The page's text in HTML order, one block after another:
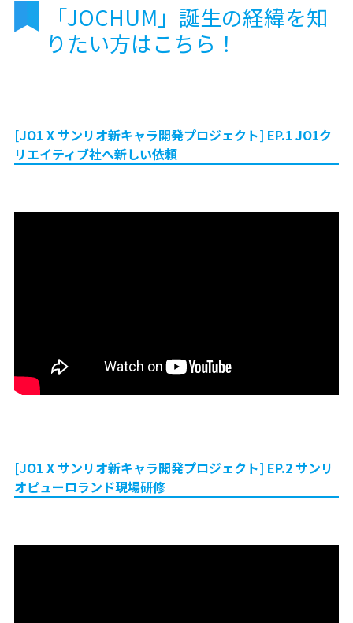
「JOCHUM」誕生の経緯を知
りたい方はこちら！
[JO1 X サンリオ新キャラ開発プロジェクト] EP.1 JO1ク
リエイティブ社へ新しい依頼
[JO1 X サンリオ新キャラ開発プロジェクト] EP.2 サンリ
オピューロランド現場研修